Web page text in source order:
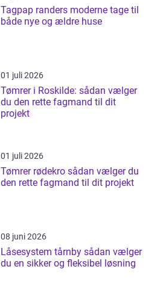
Tagpap randers moderne tage til
både nye og ældre huse
01 juli 2026
Tømrer i Roskilde: sådan vælger
du den rette fagmand til dit
projekt
01 juli 2026
Tømrer rødekro sådan vælger du
den rette fagmand til dit projekt
08 juni 2026
Låsesystem tårnby sådan vælger
du en sikker og fleksibel løsning